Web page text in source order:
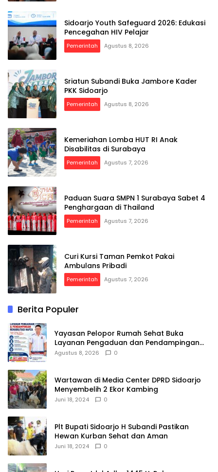
Sidoarjo Youth Safeguard 2026: Edukasi
Pencegahan HIV Pelajar
Pemerintah Agustus 8, 2026
Sriatun Subandi Buka Jambore Kader
PKK Sidoarjo
Pemerintah Agustus 8, 2026
Kemeriahan Lomba HUT RI Anak
Disabilitas di Surabaya
Pemerintah Agustus 7, 2026
Paduan Suara SMPN 1 Surabaya Sabet 4
Penghargaan di Thailand
Pemerintah Agustus 7, 2026
Curi Kursi Taman Pemkot Pakai
Ambulans Pribadi
Pemerintah Agustus 7, 2026
Berita Populer
Yayasan Pelopor Rumah Sehat Buka
Layanan Pengaduan dan Pendampingan
Rehabilitasi NAPZA 24 Jam
Agustus 8, 2026 0
Wartawan di Media Center DPRD Sidoarjo
Menyembelih 2 Ekor Kambing
Juni 18, 2024 0
Plt Bupati Sidoarjo H Subandi Pastikan
Hewan Kurban Sehat dan Aman
Juni 18, 2024 0